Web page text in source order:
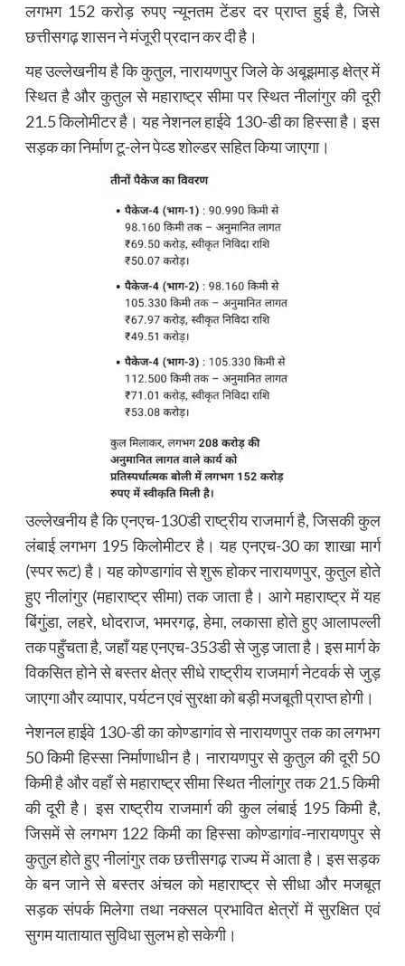
लगभग 152 करोड़ रुपए न्यूनतम टेंडर दर प्राप्त हुई है, जिसे
छत्तीसगढ़ शासन ने मंजूरी प्रदान कर दी है।
यह उल्लेखनीय है कि कुतुल, नारायणपुर जिले के अबूझमाड़ क्षेत्र में
स्थित है और कुतुल से महाराष्ट्र सीमा पर स्थित नीलांगुर की दूरी
21.5 किलोमीटर है। यह नेशनल हाईवे 130-डी का हिस्सा है। इस
सड़क का निर्माण टू-लेन पेव्ड शोल्डर सहित किया जाएगा।
उल्लेखनीय है कि एनएच-130डी राष्ट्रीय राजमार्ग है, जिसकी कुल
लंबाई लगभग 195 किलोमीटर है। यह एनएच-30 का शाखा मार्ग
(स्पर रूट) है। यह कोण्डागांव से शुरू होकर नारायणपुर, कुतुल होते
हुए नीलांगुर (महाराष्ट्र सीमा) तक जाता है। आगे महाराष्ट्र में यह
बिंगुंडा, लहरे, धोदराज, भमरगढ़, हेमा, लकासा होते हुए आलापल्ली
तक पहुँचता है, जहाँ यह एनएच-353डी से जुड़ जाता है। इस मार्ग के
विकसित होने से बस्तर क्षेत्र सीधे राष्ट्रीय राजमार्ग नेटवर्क से जुड़
जाएगा और व्यापार, पर्यटन एवं सुरक्षा को बड़ी मजबूती प्राप्त होगी।
नेशनल हाईवे 130-डी का कोण्डागांव से नारायणपुर तक का लगभग
50 किमी हिस्सा निर्माणाधीन है। नारायणपुर से कुतुल की दूरी 50
किमी है और वहाँ से महाराष्ट्र सीमा स्थित नीलांगुर तक 21.5 किमी
की दूरी है। इस राष्ट्रीय राजमार्ग की कुल लंबाई 195 किमी है,
जिसमें से लगभग 122 किमी का हिस्सा कोण्डागांव-नारायणपुर से
कुतुल होते हुए नीलांगुर तक छत्तीसगढ़ राज्य में आता है। इस सड़क
के बन जाने से बस्तर अंचल को महाराष्ट्र से सीधा और मजबूत
सड़क संपर्क मिलेगा तथा नक्सल प्रभावित क्षेत्रों में सुरक्षित एवं
सुगम यातायात सुविधा सुलभ हो सकेगी।